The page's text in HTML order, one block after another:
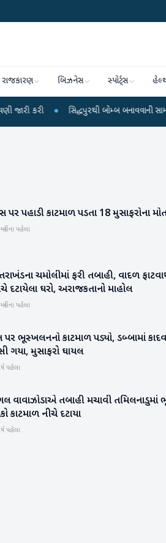
રાજકારણ બિઝનેસ સ્પોર્ટ્સ
● સિદ્ધપુરથી બોમ્બ બનાવવાની સામગ્રી
રાષ્ટ્રીય
પર પહાડી કાટમાળ પડતા 18 મુસાફરોના
પહેલા
રાષ્ટ્રીય
ચમોલીમાં ફરી તબાહી, વાદળ
દટાયેલા ઘરો, અરાજકતાનો માહોલ
પહેલા
રાષ્ટ્રીયપર ભૂસ્ખલનનો કાટમાળ પડ્યો, ડબ્બામાં
ગયા, મુસાફરો ઘાયલ
પહેલા
રાષ્ટ્રીયવાવાઝોડાએ તબાહી મચાવી
કાટમાળ નીચે દટાયા
પહેલા